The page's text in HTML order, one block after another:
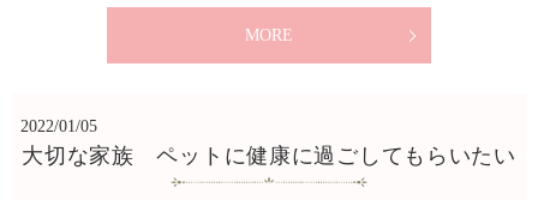
MORE
2022/01/05
大切な家族 ペットに健康に過ごしてもらいたい